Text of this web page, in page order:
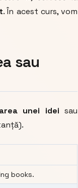
. În acest curs, vom
sau
unei idei sau
books.